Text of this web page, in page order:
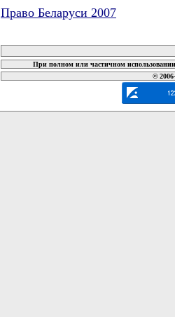
Право Беларуси 2007
При полном или частичном
©